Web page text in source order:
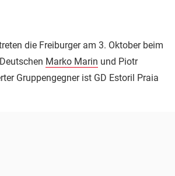
die Freiburger am 3. Oktober beim
Marko Marin und Piotr
Gruppengegner ist GD Estoril Praia